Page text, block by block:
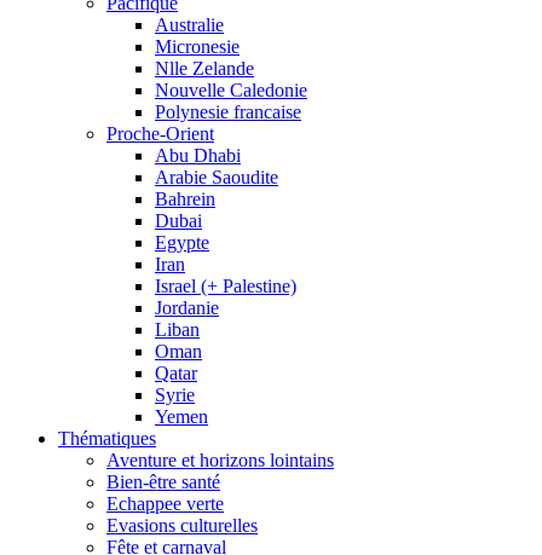
Australie
Micronesie
Nlle Zelande
Nouvelle Caledonie
Polynesie francaise
Proche-Orient
Abu Dhabi
Arabie Saoudite
Bahrein
Dubai
Egypte
Iran
Israel (+ Palestine)
Jordanie
Liban
Oman
Qatar
Syrie
Yemen
Thématiques
Aventure et horizons lointains
Bien-être santé
Echappee verte
Evasions culturelles
Fête et carnaval